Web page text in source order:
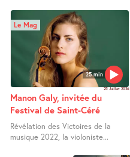
25 min
Le Mag
25 Juillet 2026
Manon Galy, invitée du
Festival de Saint-Céré
Révélation des Victoires de la
musique 2022, la violoniste...